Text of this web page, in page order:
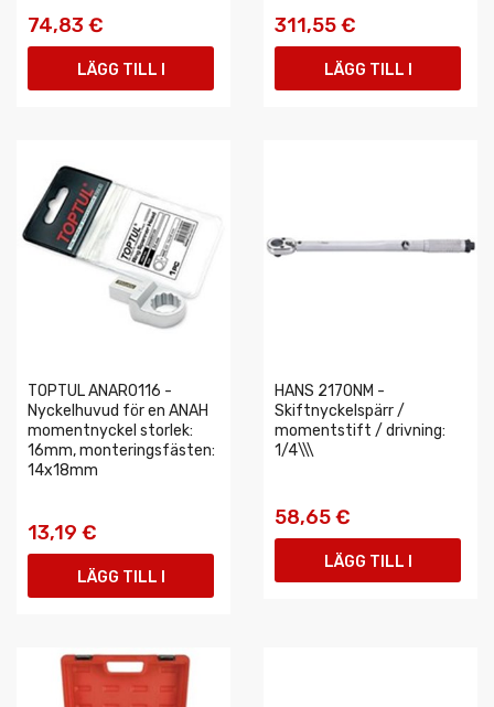
74,83 €
LÄGG TILL I
311,55 €
LÄGG TILL I
TOPTUL ANAR0116 -
Nyckelhuvud för en ANAH
momentnyckel storlek:
16mm, monteringsfästen:
14x18mm
13,19 €
LÄGG TILL I
HANS 2170NM -
Skiftnyckelspärr /
momentstift / drivning:
1/4\\\
58,65 €
LÄGG TILL I